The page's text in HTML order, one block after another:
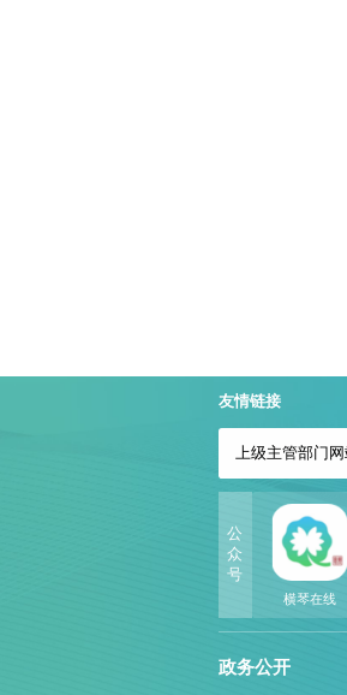
友情链接
上级主管部门
公
众
号
横琴在线
政务公开